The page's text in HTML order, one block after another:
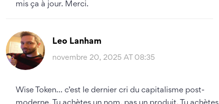
mis ça à jour. Merci.
Leo Lanham
novembre 20, 2025 AT 08:35
Wise Token… c’est le dernier cri du capitalisme post-